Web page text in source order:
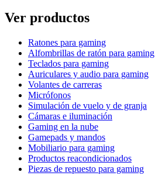
Ver productos
Ratones para gaming
Alfombrillas de ratón para gaming
Teclados para gaming
Auriculares y audio para gaming
Volantes de carreras
Micrófonos
Simulación de vuelo y de granja
Cámaras e iluminación
Gaming en la nube
Gamepads y mandos
Mobiliario para gaming
Productos reacondicionados
Piezas de repuesto para gaming